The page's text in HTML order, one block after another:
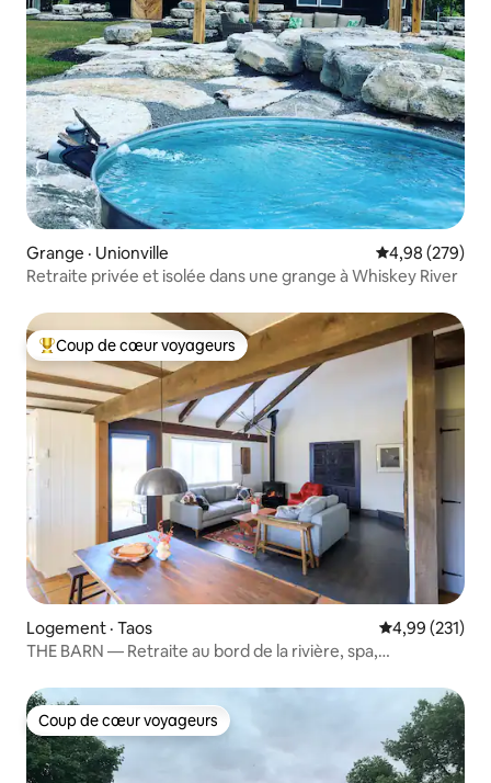
Grange · Unionville Note
4,98 (279)
Retraite privée et isolée dans une grange à Whiskey River
Coup de cœur voyageurs parmi les plus aimés
Coup de cœur voyageurs
Logement · Taos Note
4,99 (231)
THE BARN — Retraite au bord de la rivière, spa,
Coup de cœur voyageurs
Coup de cœur voyageurs